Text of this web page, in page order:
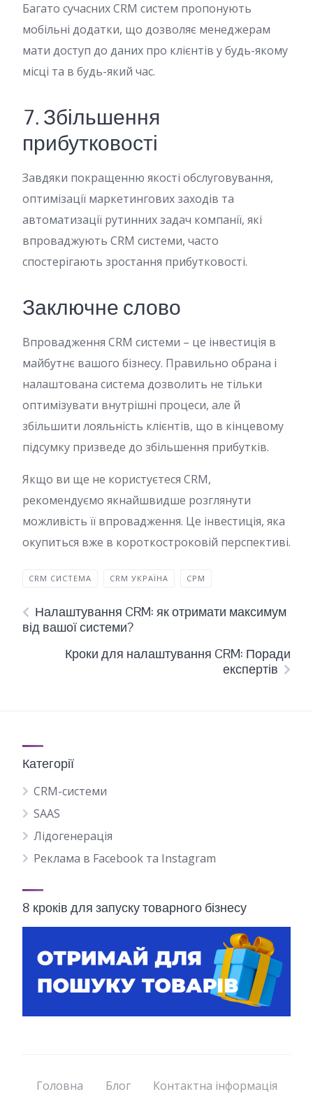
Багато сучасних CRM систем пропонують
мобільні додатки, що дозволяє менеджерам
мати доступ до даних про клієнтів у будь-якому
місці та в будь-який час.
7. Збільшення
прибутковості
Завдяки покращенню якості обслуговування,
оптимізації маркетингових заходів та
автоматизації рутинних задач компанії, які
впроваджують CRM системи, часто
спостерігають зростання прибутковості.
Заключне слово
Впровадження CRM системи – це інвестиція в
майбутнє вашого бізнесу. Правильно обрана і
налаштована система дозволить не тільки
оптимізувати внутрішні процеси, але й
збільшити лояльність клієнтів, що в кінцевому
підсумку призведе до збільшення прибутків.
Якщо ви ще не користуєтеся CRM,
рекомендуємо якнайшвидше розглянути
можливість її впровадження. Це інвестиція, яка
окупиться вже в короткостроковій перспективі.
CRM СИСТЕМА CRM УКРАЇНА СРМ
Налаштування CRM: як отримати максимум
від вашої системи?
Кроки для налаштування CRM: Поради
експертів
Категорії
CRM-системи
SAAS
Лідогенерація
Реклама в Facebook та Instagram
8 кроків для запуску товарного бізнесу
Головна Блог Контактна інформація